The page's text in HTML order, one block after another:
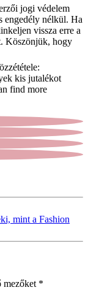
jogi védelem
engedély nélkül. Ha
vissza erre a
Köszönjük, hogy
kis jutalékot
find more
mint a Fashion
mezőket *